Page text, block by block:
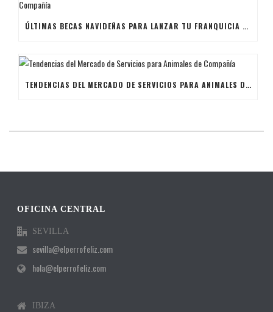
ÚLTIMAS BECAS NAVIDEÑAS PARA LANZAR TU FRANQUICIA DE ANIMALES DE COMPAÑÍA
TENDENCIAS DEL MERCADO DE SERVICIOS PARA ANIMALES DE COMPAÑÍA
OFICINA CENTRAL
SEVILLA
sevilla@elperrofeliz.com
hola@elperrofeliz.com
IBIZA